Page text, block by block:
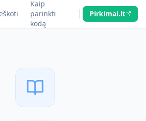
Kaip
parinkti
kodą
Pirkimai.lt